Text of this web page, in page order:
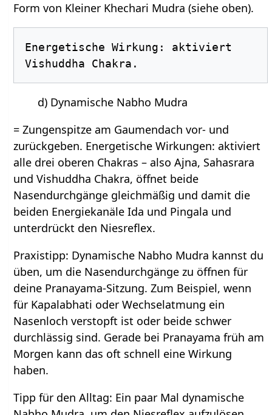
Form von Kleiner Khechari Mudra (siehe oben).
Energetische Wirkung: aktiviert
d) Dynamische Nabho Mudra
= Zungenspitze am Gaumendach vor- und
zurückgeben. Energetische Wirkungen: aktiviert
alle drei oberen Chakras – also Ajna, Sahasrara
und Vishuddha Chakra, öffnet beide
Nasendurchgänge gleichmäßig und damit die
beiden Energiekanäle Ida und Pingala und
unterdrückt den Niesreflex.
Praxistipp: Dynamische Nabho Mudra kannst du
üben, um die Nasendurchgänge zu öffnen für
deine Pranayama-Sitzung. Zum Beispiel, wenn
für Kapalabhati oder Wechselatmung ein
Nasenloch verstopft ist oder beide schwer
durchlässig sind. Gerade bei Pranayama früh am
Morgen kann das oft schnell eine Wirkung
haben.
Tipp für den Alltag: Ein paar Mal dynamische